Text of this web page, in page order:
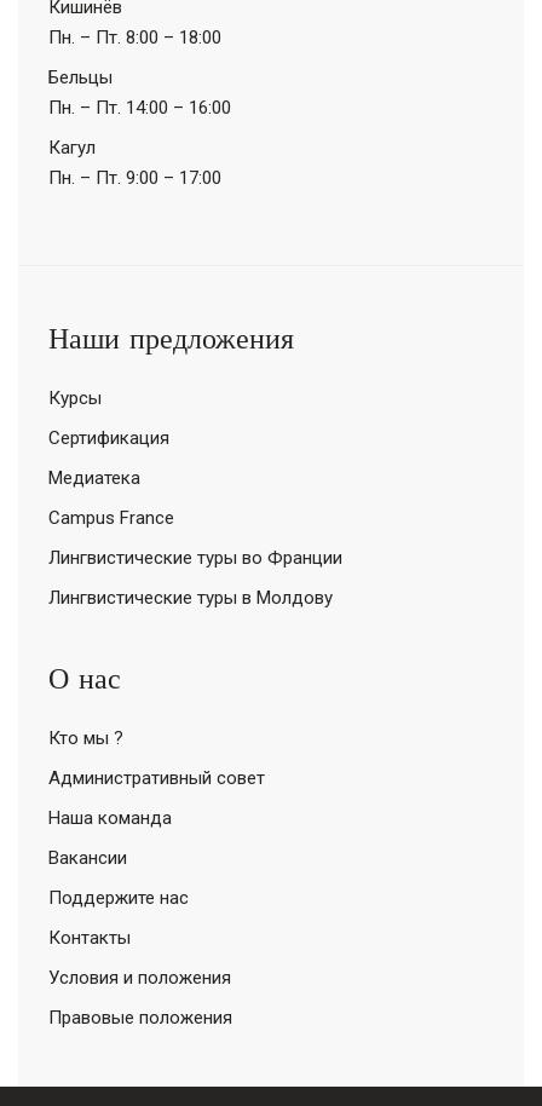
Кишинёв
Пн. – Пт. 8:00 – 18:00
Бельцы
Пн. – Пт. 14:00 – 16:00
Кагул
Пн. – Пт. 9:00 – 17:00
Наши предложения
Курсы
Сертификация
Медиатека
Campus France
Лингвистические туры во Франции
Лингвистические туры в Молдову
О нас
Кто мы ?
Административный совет
Наша команда
Вакансии
Поддержите нас
Контакты
Условия и положения
Правовые положения